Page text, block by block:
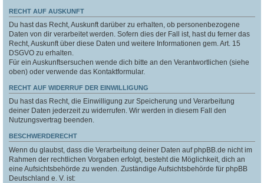
RECHT AUF AUSKUNFT
Du hast das Recht, Auskunft darüber zu erhalten, ob personenbezogene
Daten von dir verarbeitet werden. Sofern dies der Fall ist, hast du ferner das
Recht, Auskunft über diese Daten und weitere Informationen gem. Art. 15
DSGVO zu erhalten.
Für ein Auskunftsersuchen wende dich bitte an den Verantwortlichen (siehe
oben) oder verwende das Kontaktformular.
RECHT AUF WIDERRUF DER EINWILLIGUNG
Du hast das Recht, die Einwilligung zur Speicherung und Verarbeitung
deiner Daten jederzeit zu widerrufen. Wir werden in diesem Fall den
Nutzungsvertrag beenden.
BESCHWERDERECHT
Wenn du glaubst, dass die Verarbeitung deiner Daten auf phpBB.de nicht im
Rahmen der rechtlichen Vorgaben erfolgt, besteht die Möglichkeit, dich an
eine Aufsichtsbehörde zu wenden. Zuständige Aufsichtsbehörde für phpBB
Deutschland e. V. ist: